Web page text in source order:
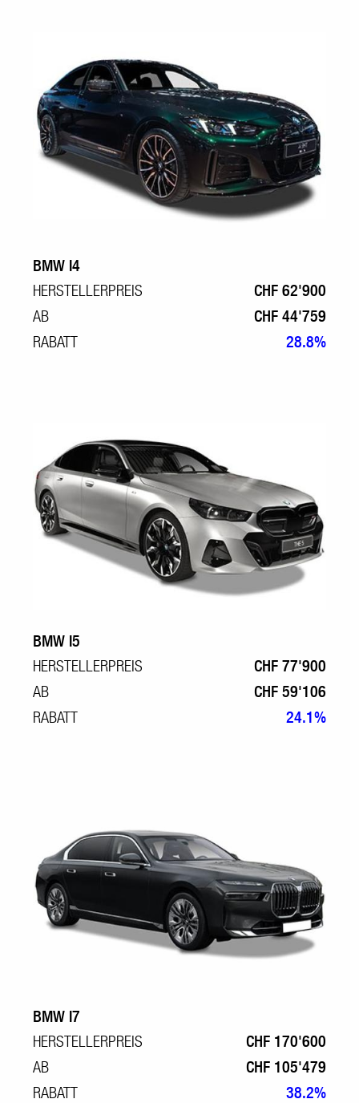
BMW I4
HERSTELLERPREIS
CHF 62'900
AB
CHF 44'759
RABATT
28.8%
BMW I5
HERSTELLERPREIS
CHF 77'900
AB
CHF 59'106
RABATT
24.1%
BMW I7
HERSTELLERPREIS
CHF 170'600
AB
CHF 105'479
RABATT
38.2%